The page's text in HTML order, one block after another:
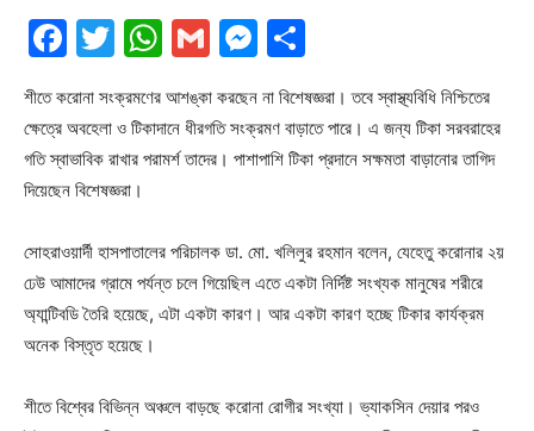
Facebook
Twitter
WhatsApp
GmailMessenger
শীতে করোনা সংক্রমণের আশঙ্কা করছেন না বিশেষজ্ঞরা। তবে স্বাস্থ্যবিধি নিশ্চিতের
ক্ষেত্রে অবহেলা ও টিকাদানে ধীরগতি সংক্রমণ বাড়াতে পারে। এ জন্য টিকা সরবরাহের
গতি স্বাভাবিক রাখার পরামর্শ তাদের। পাশাপাশি টিকা প্রদানে সক্ষমতা বাড়ানোর তাগিদ
দিয়েছেন বিশেষজ্ঞরা।
সোহরাওয়ার্দী হাসপাতালের পরিচালক ডা. মো. খলিলুর রহমান বলেন, যেহেতু করোনার ২য়
ঢেউ আমাদের গ্রামে পর্যন্ত চলে গিয়েছিল এতে একটা নির্দিষ্ট সংখ্যক মানুষের শরীরে
অ্যান্টিবডি তৈরি হয়েছে, এটা একটা কারণ। আর একটা কারণ হচ্ছে টিকার কার্যক্রম
অনেক বিস্তৃত হয়েছে।
শীতে বিশ্বের বিভিন্ন অঞ্চলে বাড়ছে করোনা রোগীর সংখ্যা। ভ্যাকসিন দেয়ার পরও